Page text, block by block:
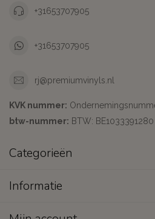
+31653707905
+31653707905
rj@premiumvinyls.nl
KVK nummer:
btw-nummer: BTW: BE1033391280
Categorieën
Informatie